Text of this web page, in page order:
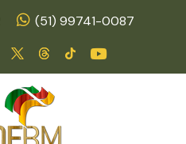
(51) 99741-0087